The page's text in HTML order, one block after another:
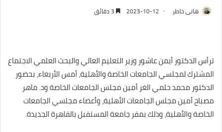
هانى خاطر 2023-10-12
ترأس الدكتور أيمن عاشور وزير التعليم العالي والبحث العلمي الاجتماع
المشترك لمجلسي الجامعات الخاصة والأهلية، أمس الأربعاء، بحضور
الدكتور محمد حلمي الغر أمين مجلس الجامعات الخاصة ود. ماهر
مصباح أمين مجلس الجامعات الأهلية، وأعضاء مجلسي الجامعات
الخاصة والأهلية، وذلك بمقر جامعة المستقبل بالقاهرة الجديدة.